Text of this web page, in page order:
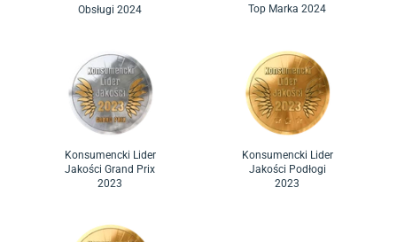
Obsługi 2024
Top Marka 2024
Konsumencki Lider
Jakości Grand Prix
2023
Konsumencki Lider
Jakości Podłogi
2023